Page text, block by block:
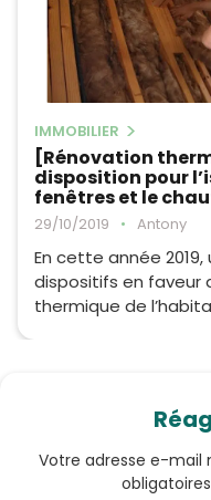
IMMOBILIER
[Rénovation
disposition pour
fenêtres et le
29/10/2019 • Antony
En cette année
dispositifs en faveur
thermique de
Votre adresse e-mail